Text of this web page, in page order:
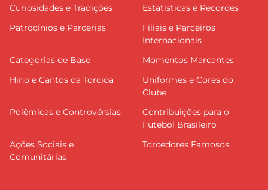
Curiosidades e Tradições
Estatísticas e Recordes
Patrocínios e Parcerias
Filiais e Parceiros
Internacionais
Categorias de Base
Momentos Marcantes
Hino e Cantos da Torcida
Uniformes e Cores do
Clube
Polêmicas e Controvérsias
Contribuições para o
Futebol Brasileiro
Ações Sociais e
Comunitárias
Torcedores Famosos